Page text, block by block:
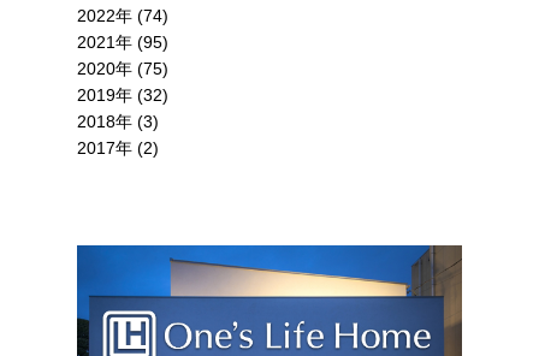
2022年 (74)
2021年 (95)
2020年 (75)
2019年 (32)
2018年 (3)
2017年 (2)